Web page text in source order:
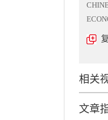
相关
文章